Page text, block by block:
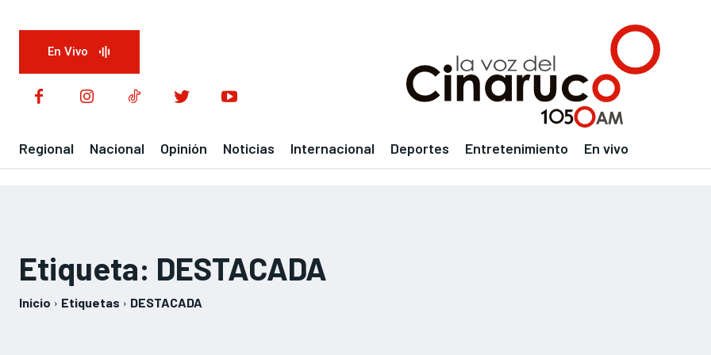
En Vivo
Regional Nacional Opinión Noticias Internacional Deportes Entretenimiento En vivo
Etiqueta: DESTACADA
Inicio Etiquetas DESTACADA